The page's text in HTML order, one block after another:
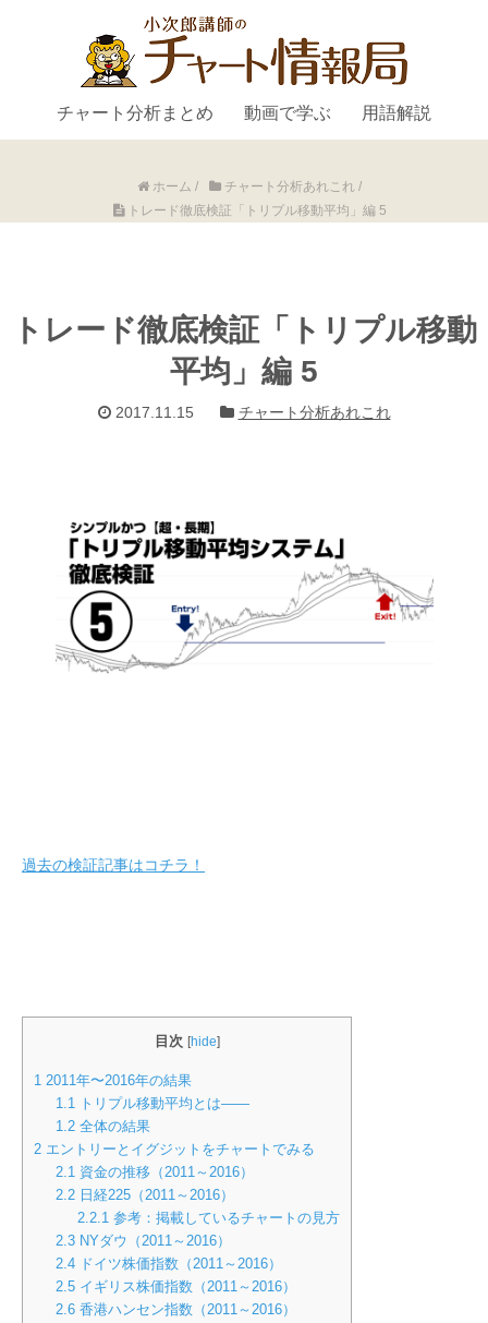
チャート分析まとめ 動画で学ぶ 用語解説
ホーム / チャート分析あれこれ /
トレード徹底検証「トリプル移動平均」編 5
トレード徹底検証「トリプル移動
平均」編 5
2017.11.15 チャート分析あれこれ
過去の検証記事はコチラ！
目次 [hide]
1 2011年〜2016年の結果
1.1トリプル移動平均とは――
1.2全体の結果
2 エントリーとイグジットをチャートでみる
2.1資金の推移（2011～2016）
2.2日経225（2011～2016）
2.2.1参考：掲載しているチャートの見方
2.3NYダウ（2011～2016）
2.4ドイツ株価指数（2011～2016）
2.5イギリス株価指数（2011～2016）
2.6香港ハンセン指数（2011～2016）